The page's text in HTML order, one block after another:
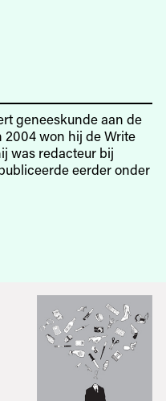
geneeskunde aan de
2004 won hij de Write
was redacteur bij
eerder onder